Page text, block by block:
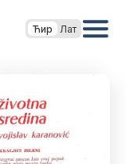
Ћир Лат